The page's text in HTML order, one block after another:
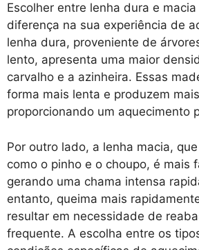
Escolher entre lenha dura e
diferença na sua experiência de
lenha dura, proveniente de
lento, apresenta uma maior
carvalho e a azinheira. Essas
forma mais lenta e produzem
proporcionando um aquecimento
Por outro lado, a lenha macia,
como o pinho e o choupo, é mais
gerando uma chama intensa
entanto, queima mais
resultar em necessidade de
frequente. A escolha entre os